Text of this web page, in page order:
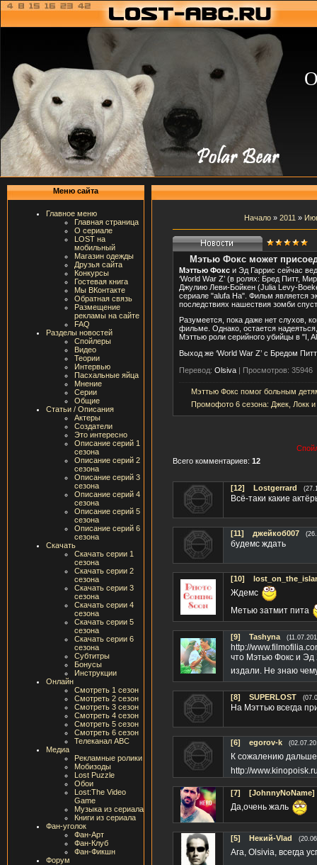
Меню сайта
Главное меню
Главная страница
О сериале
LOST на
мобильный
Магазин одежды
Друзья сайта
Конкурсы
Гостевая книга
Мы ВКонтакте
Обратная связь
Размещение
рекламы на сайте
FAQ
Разделы новостей
Спойлеры
Видео
Теории
Интервью
Пасхальные яйца
Мнение
Серии
Общие
Статьи / Описания
Актеры
Создатели
Это интересно
Описание серий 1
сезона
Описание серий 2
сезона
Описание серий 3
сезона
Описание серий 4
сезона
Описание серий 5
сезона
Описание серий 6
сезона
Скачать
Скачать серии 1
сезона
Скачать серии 2
сезона
Скачать серии 3
сезона
Скачать серии 4
сезона
Скачать серии 5
сезона
Скачать серии 6
сезона
Субтитры
Бонусы
Инструкции
Онлайн
Смотреть 1 сезон
Смотреть 2 сезон
Смотреть 3 сезон
Смотреть 4 сезон
Смотреть 5 сезон
Смотреть 6 сезон
Телеканал ABC
Медиа
Рекламные ролики
Мобизоды
Lost Puzzle
Обои
Lost:The Video
Game
Музыка из сериала
Книги из сериала
Фан-уголок
Фан-Арт
Фан-Клуб
Фан-Фикшн
Форум
Начало » 2011 »
Мэтью Фокс может
Мэттью Фокс и Эд Гаррис сейчас
‘World War Z’ (в ролях: Бред Питт,
Джулию Леви-Бойкен (Julia Levy-
сериале "alufa Ha". Фильм является
последствиях нашествия зомби
Разумеется, пока даже нет слухов,
фильме. Однако, остается
Мэттью роли серийного убийцы в "I,
Выход же ‘World War Z’ с Бредом
Перевод: Olsiva | Просмотров: 35946
Мэттью Фокс помог больным
Промофото 6 сезона: Джек, Локк и
Всего комментариев: 12
[12] Lostgerrard
Всё-таки какие
[11] джейкоб007
будемс ждать
[10]
Ждемс
Метью затмит пита
[9] Tashyna
http://
что Мэтью Фокс и Эд
издали. Не знаю
[8] SUPERLOST
На Мэттью всегда
[6] egorov-k
К сожалению
http://
[7] [JohnnyNoName]
Да,очень жаль
[5] Некий-Vlad
Ага, Olsivia, всегда